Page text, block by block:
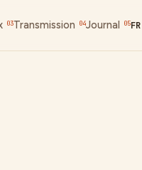
03Transmission 04Journal 05FR